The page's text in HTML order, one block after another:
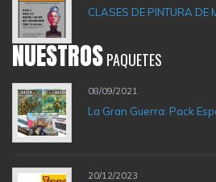
CLASES DE PINTURA DE
NUESTROSPAQUETES
08/09/2021
La Gran Guerra: Pack
20/12/2023